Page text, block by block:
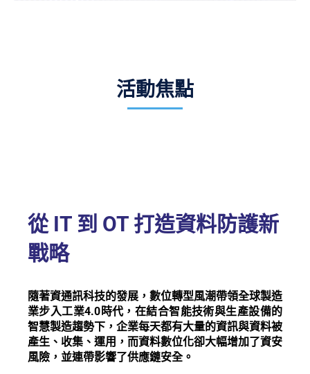
活動焦點
從 IT 到 OT 打造資料防護新
戰略
隨著資通訊科技的發展，數位轉型風潮帶領全球製造
業步入工業4.0時代，在結合智能技術與生產設備的
智慧製造趨勢下，企業每天都有大量的資訊與資料被
產生、收集、運用，而資料數位化卻大幅增加了資安
風險，並連帶影響了供應鏈安全。